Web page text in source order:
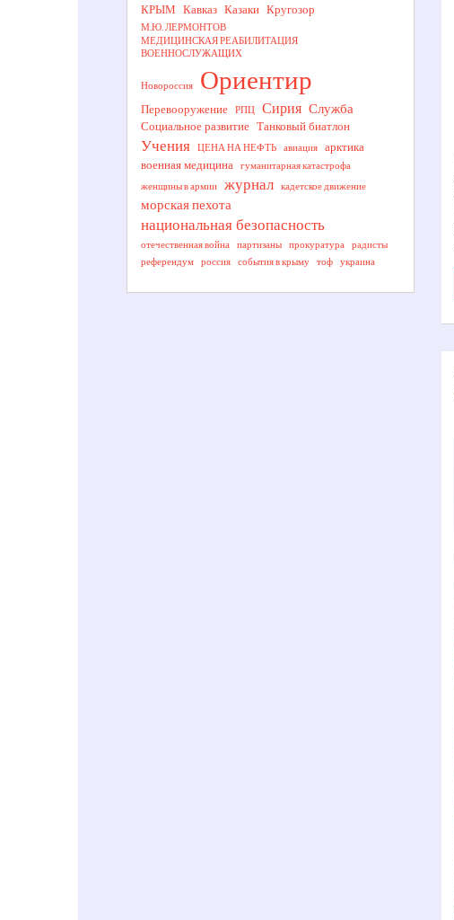
КРЫМ Кавказ Казаки Кругозор
М.Ю. ЛЕРМОНТОВ
МЕДИЦИНСКАЯ РЕАБИЛИТАЦИЯ
ВОЕННОСЛУЖАЩИХ
Новороссия Ориентир
Перевооружение РПЦ Сирия Служба
Социальное развитие Танковый биатлон
Учения ЦЕНА НА НЕФТЬ авиация
арктика
военная медицина
гуманитарная катастрофа
женщины в армии
журнал кадетское движение
морская пехота
национальная безопасность
отечественная война партизаны прокуратура
радисты
референдум
россия события в крыму тоф украина